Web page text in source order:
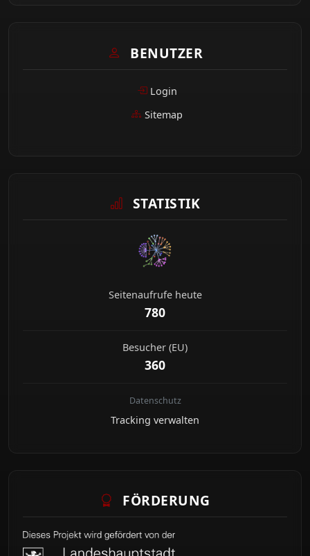
BENUTZER
Login
Sitemap
STATISTIK
Seitenaufrufe heute
780
Besucher (EU)
360
Datenschutz
Tracking verwalten
FÖRDERUNG